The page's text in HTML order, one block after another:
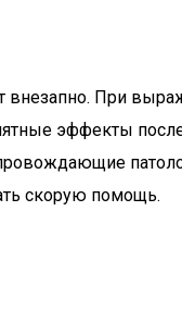
При
эффекты
скорую помощь.